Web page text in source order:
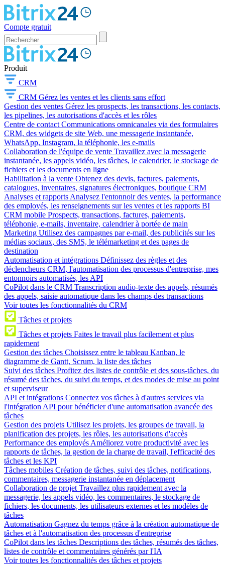
Compte gratuit
Produit
CRM
CRM Gérez les ventes et les clients sans effort
Gestion des ventes Gérez les prospects, les transactions, les contacts,
les pipelines, les autorisations d'accès et les rôles
Centre de contact Communications omnicanales via des formulaires
CRM, des widgets de site Web, une messagerie instantanée,
WhatsApp, Instagram, la téléphonie, les e-mails
Collaboration de l'équipe de vente Travaillez avec la messagerie
instantanée, les appels vidéo, les tâches, le calendrier, le stockage de
fichiers et les documents en ligne
Habilitation à la vente Obtenez des devis, factures, paiements,
catalogues, inventaires, signatures électroniques, boutique CRM
Analyses et rapports Analysez l'entonnoir des ventes, la performance
des employés, les renseignements sur les ventes et les rapports BI
CRM mobile Prospects, transactions, factures, paiements,
téléphonie, e-mails, inventaire, calendrier à portée de main
Marketing Utilisez des campagnes par e-mail, des publicités sur les
médias sociaux, des SMS, le télémarketing et des pages de
destination
Automatisation et intégrations Définissez des règles et des
déclencheurs CRM, l'automatisation des processus d'entreprise, mes
entonnoirs automatisés, les API
CoPilot dans le CRM Transcription audio-texte des appels, résumés
des appels, saisie automatique dans les champs des transactions
Voir toutes les fonctionnalités du CRM
Tâches et projets
Tâches et projets Faites le travail plus facilement et plus
rapidement
Gestion des tâches Choisissez entre le tableau Kanban, le
diagramme de Gantt, Scrum, la liste des tâches
Suivi des tâches Profitez des listes de contrôle et des sous-tâches, du
résumé des tâches, du suivi du temps, et des modes de mise au point
et superviseur
API et intégrations Connectez vos tâches à d'autres services via
l'intégration API pour bénéficier d'une automatisation avancée des
tâches
Gestion des projets Utilisez les projets, les groupes de travail, la
planification des projets, les rôles, les autorisations d'accès
Performance des employés Améliorez votre productivité avec les
rapports de tâches, la gestion de la charge de travail, l'efficacité des
tâches et les KPI
Tâches mobiles Création de tâches, suivi des tâches, notifications,
commentaires, messagerie instantanée en déplacement
Collaboration de projet Travaillez plus rapidement avec la
messagerie, les appels vidéo, les commentaires, le stockage de
fichiers, les documents, les utilisateurs externes et les modèles de
tâches
Automatisation Gagnez du temps grâce à la création automatique de
tâches et à l'automatisation des processus d'entreprise
CoPilot dans les tâches Descriptions des tâches, résumés des tâches,
listes de contrôle et commentaires générés par l'IA
Voir toutes les fonctionnalités des tâches et projets